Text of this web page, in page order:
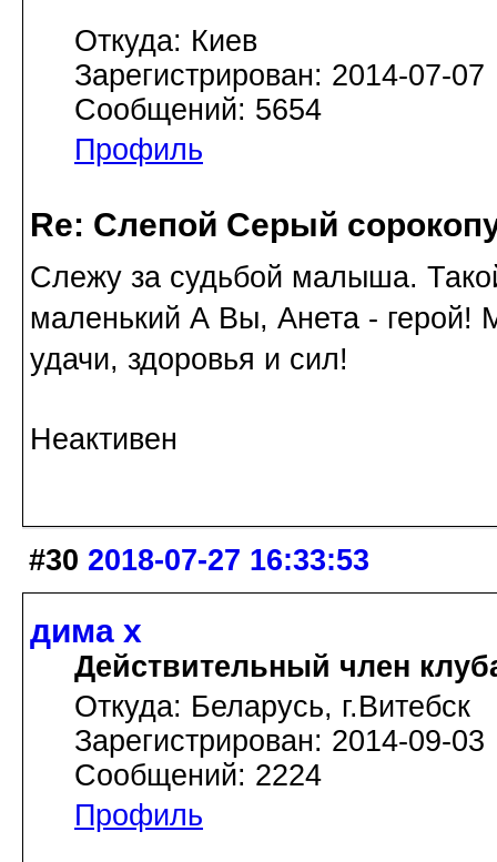
Откуда: Киев
Зарегистрирован: 2014-07-07
Сообщений: 5654
Профиль
Re: Слепой Серый
Слежу за судьбой малыша.
маленький А Вы, Анета -
удачи, здоровья и сил!
Неактивен
#30 2018-07-27 16:33:53
дима х
Действительный член
Откуда: Беларусь, г.Витебск
Зарегистрирован: 2014-09-03
Сообщений: 2224
Профиль